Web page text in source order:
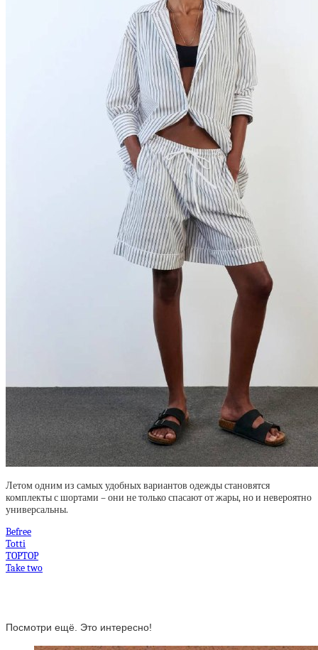
Летом одним из самых удобных вариантов одежды становятся
комплекты с шортами – они не только спасают от жары, но и невероятно
универсальны.
Befree
Totti
TOPTOP
Take two
Посмотри ещё. Это интересно!